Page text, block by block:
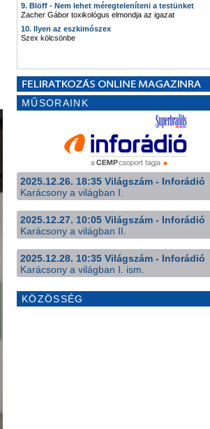
9. Blöff - Nem lehet méregteleníteni a testünket
Zacher Gábor toxikológus elmondja az igazat
10. Ilyen az eszkimószex
Szex kölcsönbe
MŰSORAINK
2025.12.26. 18:35 Világszám - Inforádió
Karácsony a világban I.
2025.12.27. 10:05 Világszám - Inforádió
Karácsony a világban II.
2025.12.28. 10:35 Világszám - Inforádió
Karácsony a világban I. ism.
KÖZÖSSÉG